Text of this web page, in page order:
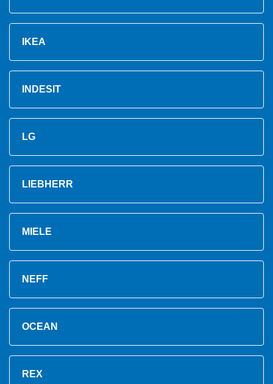
IKEA
INDESIT
LG
LIEBHERR
MIELE
NEFF
OCEAN
REX